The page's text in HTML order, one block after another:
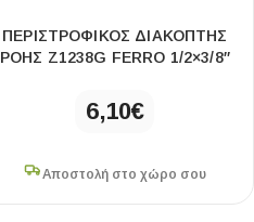
ΠΕΡΙΣΤΡΟΦΙΚΌΣ ΔΙΑΚΌΠΤΗΣ
ΡΟΉΣ Z1238G FERRO 1/2×3/8″
6,10€
Αποστολή στο χώρο σου